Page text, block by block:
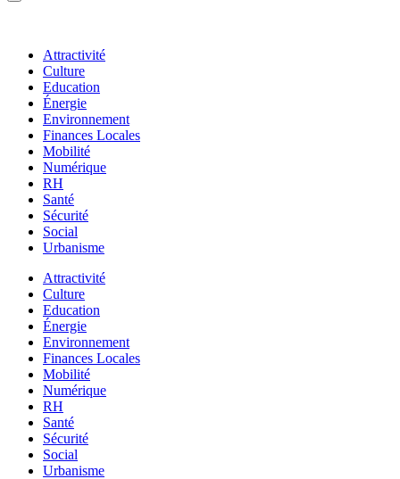
Attractivité
Culture
Education
Énergie
Environnement
Finances Locales
Mobilité
Numérique
RH
Santé
Sécurité
Social
Urbanisme
Attractivité
Culture
Education
Énergie
Environnement
Finances Locales
Mobilité
Numérique
RH
Santé
Sécurité
Social
Urbanisme